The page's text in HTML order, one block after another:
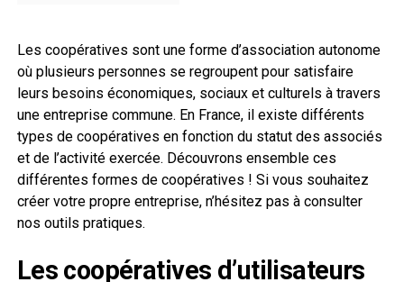
Les coopératives sont une forme d’association autonome
où plusieurs personnes se regroupent pour satisfaire
leurs besoins économiques, sociaux et culturels à travers
une entreprise commune. En France, il existe différents
types de coopératives en fonction du statut des associés
et de l’activité exercée. Découvrons ensemble ces
différentes formes de coopératives ! Si vous souhaitez
créer votre propre entreprise, n’hésitez pas à consulter
nos outils pratiques.
Les coopératives d’utilisateurs